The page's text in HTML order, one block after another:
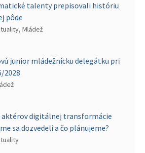
talenty prepisovali históriu
pôde
Mládež
junior mládežnícku delegátku pri
2028
aktérov digitálnej transformácie
sa dozvedeli a čo plánujeme?